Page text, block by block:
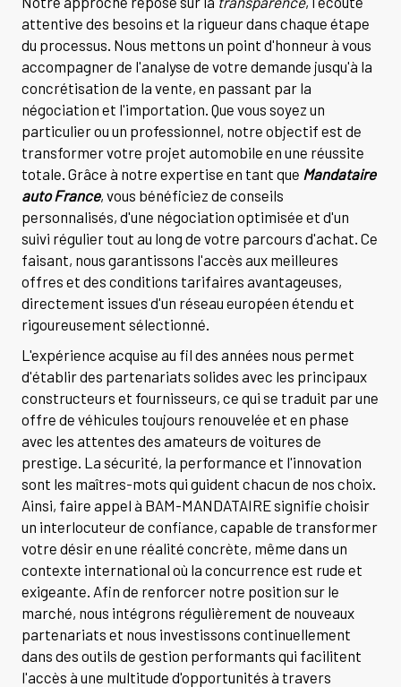
attentive des besoins et la rigueur dans chaque étape
du processus. Nous mettons un point d'honneur à vous
accompagner de l'analyse de votre demande jusqu'à la
concrétisation de la vente, en passant par la
négociation et l'importation. Que vous soyez un
particulier ou un professionnel, notre objectif est de
transformer votre projet automobile en une réussite
totale. Grâce à notre expertise en tant que Mandataire
auto France, vous bénéficiez de conseils
personnalisés, d'une négociation optimisée et d'un
suivi régulier tout au long de votre parcours d'achat. Ce
faisant, nous garantissons l'accès aux meilleures
offres et des conditions tarifaires avantageuses,
directement issues d'un réseau européen étendu et
rigoureusement sélectionné.
L'expérience acquise au fil des années nous permet
d'établir des partenariats solides avec les principaux
constructeurs et fournisseurs, ce qui se traduit par une
offre de véhicules toujours renouvelée et en phase
avec les attentes des amateurs de voitures de
prestige. La sécurité, la performance et l'innovation
sont les maîtres-mots qui guident chacun de nos choix.
Ainsi, faire appel à BAM-MANDATAIRE signifie choisir
un interlocuteur de confiance, capable de transformer
votre désir en une réalité concrète, même dans un
contexte international où la concurrence est rude et
exigeante. Afin de renforcer notre position sur le
marché, nous intégrons régulièrement de nouveaux
partenariats et nous investissons continuellement
dans des outils de gestion performants qui facilitent
l'accès à une multitude d'opportunités à travers